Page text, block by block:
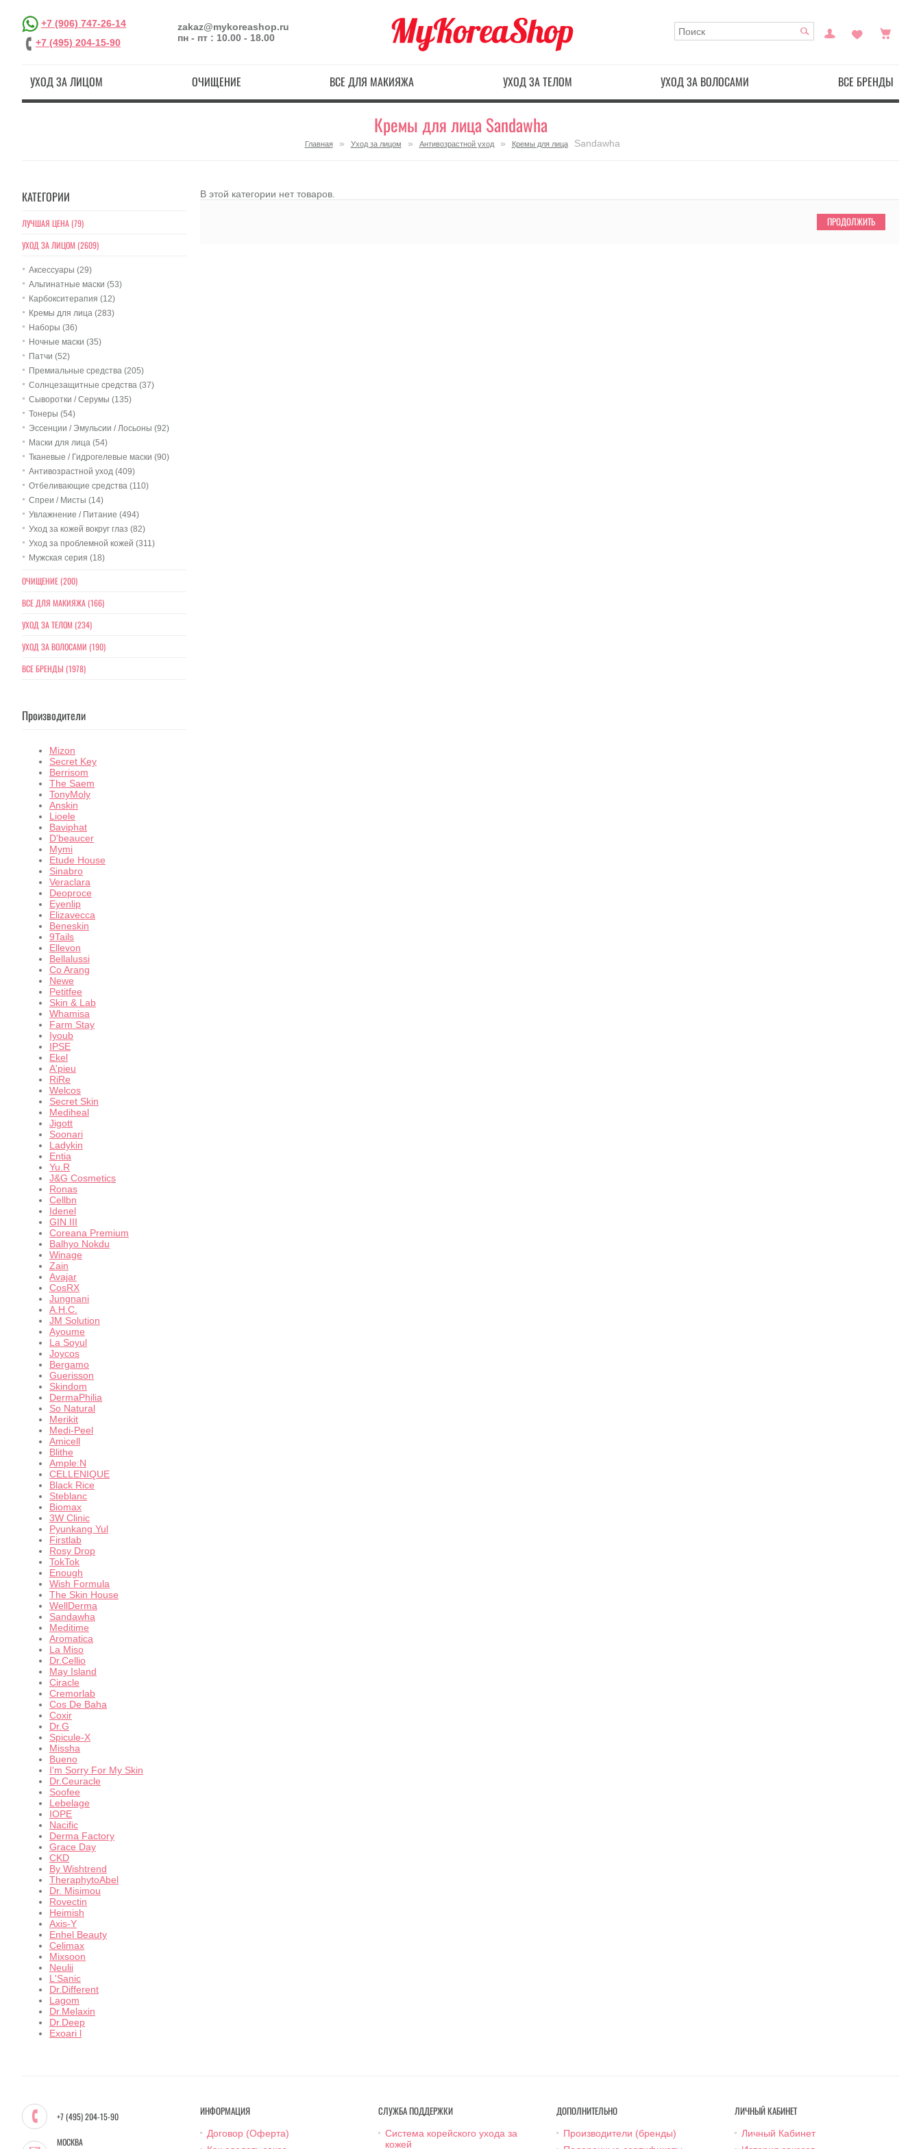
+7 (906) 747-26-14
+7 (495) 204-15-90
zakaz@mykoreashop.ru
пн - пт : 10.00 - 18.00
УХОД ЗА ЛИЦОМ ОЧИЩЕНИЕ ВСЕ ДЛЯ МАКИЯЖА УХОД ЗА ТЕЛОМ УХОД ЗА ВОЛОСАМИ ВСЕ БРЕНДЫ
Кремы для лица Sandawha
Главная » Уход за лицом » Антивозрастной уход » Кремы для лица Sandawha
КАТЕГОРИИ
ЛУЧШАЯ ЦЕНА (79)
УХОД ЗА ЛИЦОМ (2609)
Аксессуары (29)
Альгинатные маски (53)
Карбокситерапия (12)
Кремы для лица (283)
Наборы (36)
Ночные маски (35)
Патчи (52)
Премиальные средства (205)
Солнцезащитные средства (37)
Сыворотки / Серумы (135)
Тонеры (54)
Эссенции / Эмульсии / Лосьоны (92)
Маски для лица (54)
Тканевые / Гидрогелевые маски (90)
Антивозрастной уход (409)
Отбеливающие средства (110)
Спреи / Мисты (14)
Увлажнение / Питание (494)
Уход за кожей вокруг глаз (82)
Уход за проблемной кожей (311)
Мужская серия (18)
ОЧИЩЕНИЕ (200)
ВСЕ ДЛЯ МАКИЯЖА (166)
УХОД ЗА ТЕЛОМ (234)
УХОД ЗА ВОЛОСАМИ (190)
ВСЕ БРЕНДЫ (1978)
Производители
Mizon
Secret Key
Berrisom
The Saem
TonyMoly
Anskin
Lioele
Baviphat
D'beaucer
Mymi
Etude House
Sinabro
Veraclara
Deoproce
Eyenlip
Elizavecca
Beneskin
9Tails
Ellevon
Bellalussi
Co Arang
Newe
Petitfee
Skin & Lab
Whamisa
Farm Stay
Iyoub
IPSE
Ekel
A'pieu
RiRe
Welcos
Secret Skin
Mediheal
Jigott
Soonari
Ladykin
Entia
Yu.R
J&G Cosmetics
Ronas
Cellbn
Idenel
GIN III
Coreana Premium
Balhyo Nokdu
Winage
Zain
Avajar
CosRX
Jungnani
A.H.C.
JM Solution
Ayoume
La Soyul
Joycos
Bergamo
Guerisson
Skindom
DermaPhilia
So Natural
Merikit
Medi-Peel
Amicell
Blithe
Ample:N
CELLENIQUE
Black Rice
Steblanc
Biomax
3W Clinic
Pyunkang Yul
Firstlab
Rosy Drop
TokTok
Enough
Wish Formula
The Skin House
WellDerma
Sandawha
Meditime
Aromatica
La Miso
Dr.Cellio
May Island
Ciracle
Cremorlab
Cos De Baha
Coxir
Dr.G
Spicule-X
Missha
Bueno
I'm Sorry For My Skin
Dr.Ceuracle
Soofee
Lebelage
IOPE
Nacific
Derma Factory
Grace Day
CKD
By Wishtrend
TheraphytoAbel
Dr. Misimou
Rovectin
Heimish
Axis-Y
Enhel Beauty
Celimax
Mixsoon
Neulii
L'Sanic
Dr.Different
Lagom
Dr.Melaxin
Dr.Deep
Exoari l
В этой категории нет товаров.
ПРОДОЛЖИТЬ
+7 (495) 204-15-90
МОСКВА
ИНФОРМАЦИЯ
Договор (Оферта)
СЛУЖБА ПОДДЕРЖКИ
Система корейского ухода за
кожей
ДОПОЛНИТЕЛЬНО
Производители (бренды)
ЛИЧНЫЙ КАБИНЕТ
Личный Кабинет